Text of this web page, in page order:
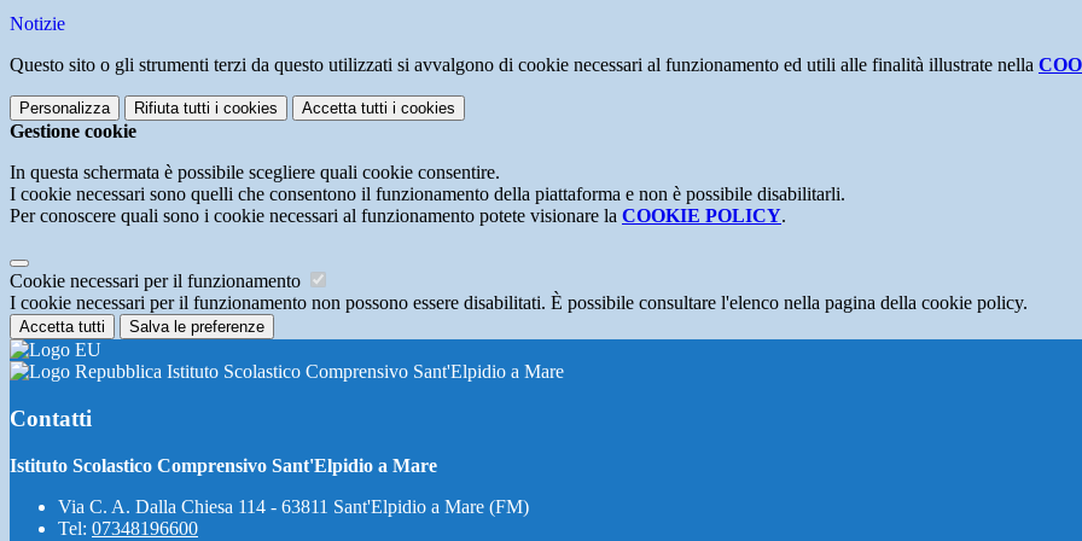
Notizie
Questo sito o gli strumenti terzi da questo utilizzati si avvalgono di cookie necessari al funzionamento ed utili alle finalità illustrate nella
Personalizza Rifiuta tutti i cookies Accetta tutti i cookies
Gestione cookie
In questa schermata è possibile scegliere quali cookie consentire.
I cookie necessari sono quelli che consentono il funzionamento della piattaforma e non è possibile disabilitarli.
Per conoscere quali sono i cookie necessari al funzionamento potete visionare la COOKIE POLICY.
Cookie necessari per il funzionamento
I cookie necessari per il funzionamento non possono essere disabilitati. È possibile consultare l'elenco nella pagina della cookie policy.
Accetta tutti Salva le preferenze
Istituto Scolastico Comprensivo Sant'Elpidio a Mare
Contatti
Istituto Scolastico Comprensivo Sant'Elpidio a Mare
Via C. A. Dalla Chiesa 114 - 63811 Sant'Elpidio a Mare (FM)
Tel: 07348196600